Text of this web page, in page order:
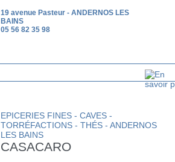
19 avenue Pasteur -ANDERNOS LES
BAINS
05 56 82 35 98
EPICERIES FINES - CAVES -
TORRÉFACTIONS - THÉS - ANDERNOS
LES BAINS
CASACARO